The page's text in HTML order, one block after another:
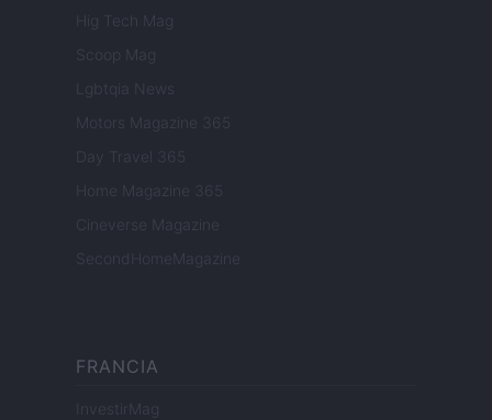
Hig Tech Mag
Scoop Mag
Lgbtqia News
Motors Magazine 365
Day Travel 365
Home Magazine 365
Cineverse Magazine
SecondHomeMagazine
FRANCIA
InvestirMag